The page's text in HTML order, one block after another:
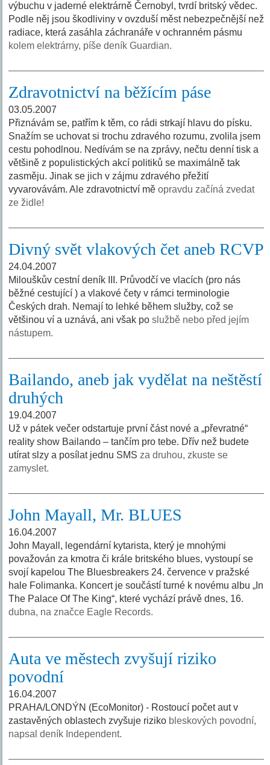
výbuchu v jaderné elektrárně Černobyl, tvrdí britský vědec.
Podle něj jsou škodliviny v ovzduší měst nebezpečnější než
radiace, která zasáhla záchranáře v ochranném pásmu
kolem elektrárny, píše deník Guardian.
Zdravotnictví na běžícím páse
03.05.2007
Přiznávám se, patřím k těm, co rádi strkají hlavu do písku.
Snažím se uchovat si trochu zdravého rozumu, zvolila jsem
cestu pohodlnou. Nedívám se na zprávy, nečtu denní tisk a
většině z populistických akcí politiků se maximálně tak
zasměju. Jinak se jich v zájmu zdravého přežití
vyvarovávám. Ale zdravotnictví měopravdu začíná zvedat
ze židle!
Divný svět vlakových čet aneb RCVP
24.04.2007
Milouškův cestní deník III. Průvodčí ve vlacích (pro nás
běžné cestující ) a vlakové čety v rámci terminologie
Českých drah. Nemají to lehké během služby, což se
většinou ví a uznává, ani však poslužbě nebo před jejím
nástupem.
Bailando, aneb jak vydělat na neštěstí
druhých
19.04.2007
Už v pátek večer odstartuje první část nové a „převratné“
reality show Bailando – tančím pro tebe. Dřív než budete
utírat slzy a posílat jednu SMS za druhou, zkuste se
zamyslet.
John Mayall, Mr. BLUES
16.04.2007
John Mayall, legendární kytarista, který je mnohými
považován za kmotra či krále britského blues, vystoupí se
svojí kapelou The Bluesbreakers 24. července v pražské
hale Folimanka. Koncert je součástí turné k novému albu „In
The Palace Of The King“, které vychází právě dnes, 16.
dubna, na značce Eagle Records.
Auta ve městech zvyšují riziko
povodní
16.04.2007
PRAHA/LONDÝN (EcoMonitor) - Rostoucí počet aut v
zastavěných oblastech zvyšuje riziko bleskových povodní,
napsal deník Independent.